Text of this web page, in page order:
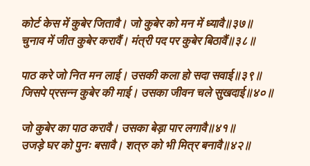
कोर्ट केस में कुबेर जितावै। जो कुबेर को मन में ध्यावै॥३७॥
चुनाव में जीत कुबेर करावैं। मंत्री पद पर कुबेर बिठावैं॥३८॥
पाठ करे जो नित मन लाई। उसकी कला हो सदा सवाई॥३९॥
जिसपे प्रसन्न कुबेर की माई। उसका जीवन चले सुखदाई॥४०॥
जो कुबेर का पाठ करावै। उसका बेड़ा पार लगावै॥४१॥
उजड़े घर को पुनः बसावै। शत्रु को भी मित्र बनावै॥४२॥